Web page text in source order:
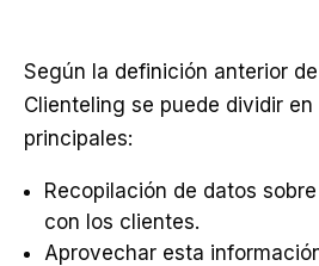
Según la definición anterior de
Clienteling se puede dividir
principales:
Recopilación de datos
con los clientes.
Aprovechar esta